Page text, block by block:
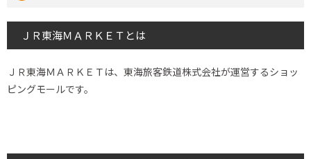
ＪＲ東海ＭＡＲＫＥＴとは
ＪＲ東海ＭＡＲＫＥＴは、東海旅客鉄道株式会社が運営するショッ
ピングモールです。